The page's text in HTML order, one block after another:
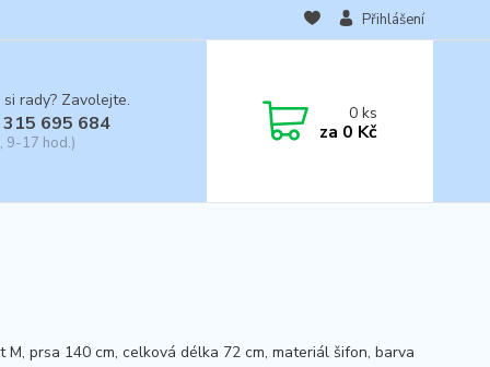
Přihlášení
rady? Zavolejte.
695 684
9-17 hod.)
0ks
za 0 Kč
M, prsa 140 cm, celková délka 72 cm, materiál šifon, barva